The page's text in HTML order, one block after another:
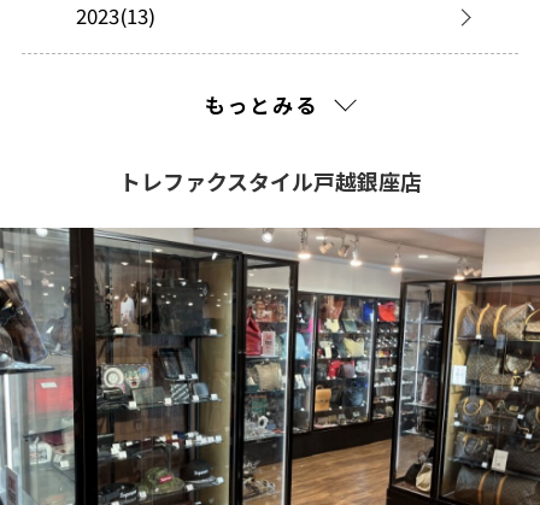
2023(13)
2020(308)
2019(534)
2018(648)
2017(475)
もっとみる
トレファクスタイル戸越銀座店